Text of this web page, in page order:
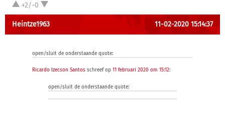
+2/-0
Heintze1963 11-02-2020 15:14:37
open/sluit de onderstaande quote:
Ricardo Izecson Santos schreef op 11 februari 2020 om 15:12:
open/sluit de onderstaande quote: